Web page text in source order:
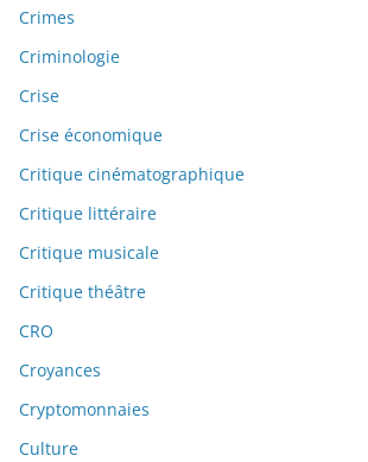
Crimes
Criminologie
Crise
Crise économique
Critique cinématographique
Critique littéraire
Critique musicale
Critique théâtre
CRO
Croyances
Cryptomonnaies
Culture